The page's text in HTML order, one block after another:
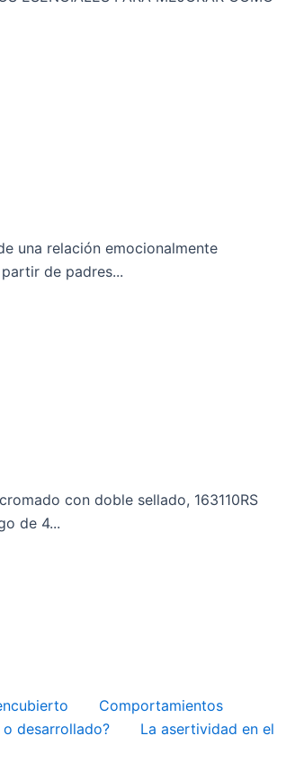
una relación emocionalmente
de padres...
con doble sellado, 163110RS
de 4...
Comportamientos
desarrollado?
La asertividad en el